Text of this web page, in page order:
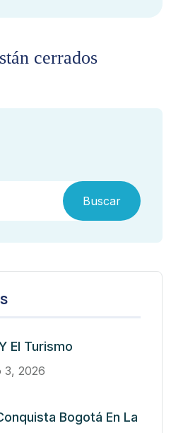
cerrados
Buscar
El Turismo
3, 2026
Bogotá En La